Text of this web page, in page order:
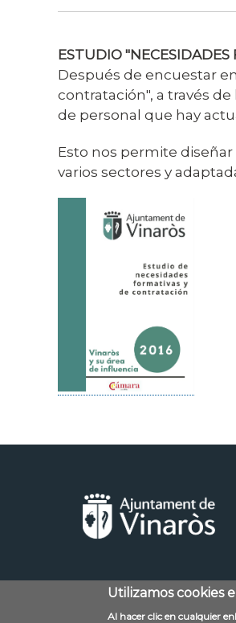
ayuda
a
la
navegación
ESTUDIO
Después de encuestar
contratación", a través
de personal que hay
Esto nos permite
varios sectores y
Utilizamos cookies
Al hacer clic en cualquier